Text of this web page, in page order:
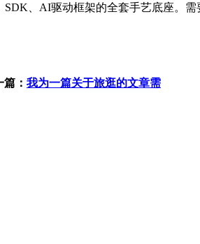
、AI驱动框架的全套手艺底座。需
： 我为一篇关于旅逛的文章需